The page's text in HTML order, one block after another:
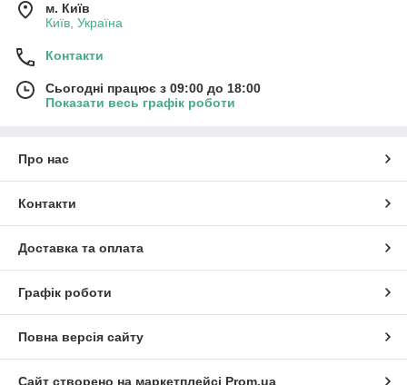
м. Київ
Київ, Україна
Контакти
Сьогодні працює з 09:00 до 18:00
Показати весь графік роботи
Про нас
Контакти
Доставка та оплата
Графік роботи
Повна версія сайту
Сайт створено на маркетплейсі Prom.ua